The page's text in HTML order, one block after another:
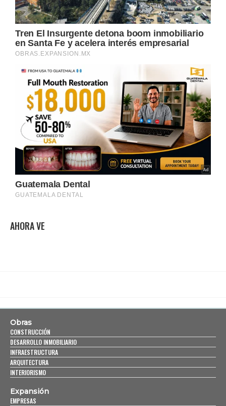
AHORA VE
Obras
CONSTRUCCIÓN
DESARROLLO INMOBILIARIO
INFRAESTRUCTURA
ARQUITECTURA
INTERIORISMO
Expansión
EMPRESAS